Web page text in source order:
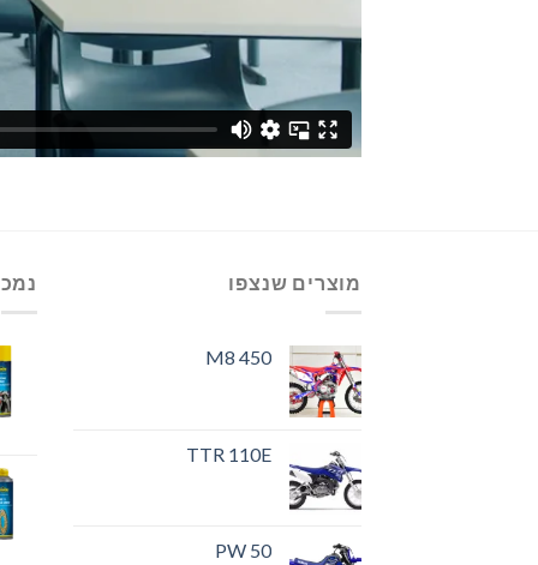
מוצרים שנצפו
M8 450
TTR 110E
PW 50